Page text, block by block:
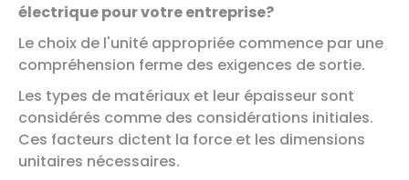
électrique pour votre entreprise?
Le choix de l'unité appropriée commence par une
compréhension ferme des exigences de sortie.
Les types de matériaux et leur épaisseur sont
considérés comme des considérations initiales.
Ces facteurs dictent la force et les dimensions
unitaires nécessaires.